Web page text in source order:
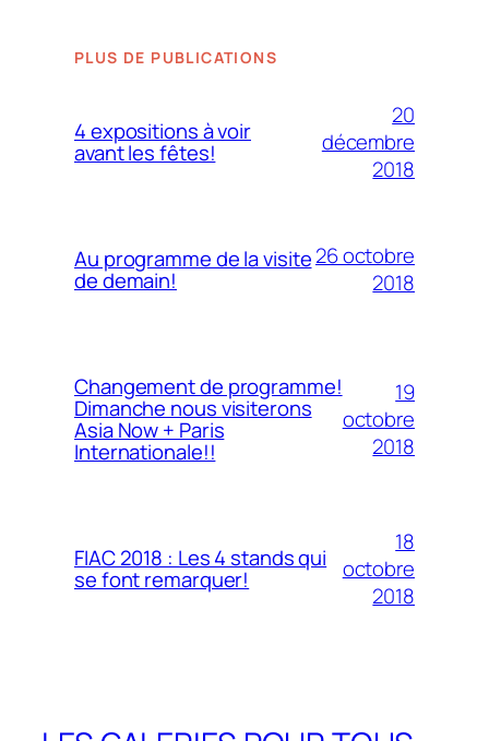
PLUS DE PUBLICATIONS
4 expositions à voir
avant les fêtes!
20
décembre
2018
Au programme de la visite
de demain!
26 octobre
2018
Changement de programme!
Dimanche nous visiterons
Asia Now + Paris
Internationale!!
19
octobre
2018
FIAC 2018 : Les 4 stands qui
se font remarquer!
18
octobre
2018